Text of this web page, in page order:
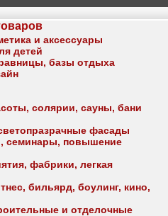
и аксессуары
детей
базы отдыха
солярии, сауны, бани
фасады
семинары, повышение
фабрики, легкая
бильярд, боулинг, кино,
и отделочные